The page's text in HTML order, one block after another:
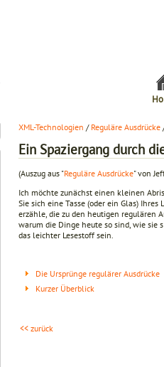
XML-Technologien / Reguläre Ausdrücke
Ein Spaziergang durch
(Auszug aus "Reguläre Ausdrücke" von
Ich möchte zunächst einen kleinen
Sie sich eine Tasse (oder ein Glas)
erzähle, die zu den heutigen regulären
warum die Dinge heute so sind, wie sie
das leichter Lesestoff sein.
Die Ursprünge regulärer Ausdrücke
Kurzer Überblick
<< zurück